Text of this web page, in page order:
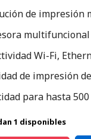
de impresión
multifuncional
Wi-Fi,
de impresión
para hasta
1 disponibles